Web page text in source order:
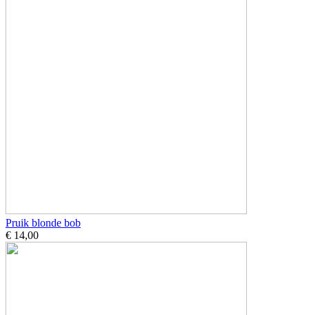
Pruik blonde bob
€ 14,00